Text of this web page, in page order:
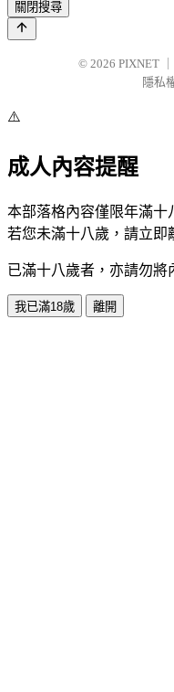
關閉搜尋
© 2026 PIXNET
隱私
⚠️
成人內容提醒
本部落格內容僅限年滿十
若您未滿十八歲，請立即
已滿十八歲者，亦請勿將
我已滿18歲 離開